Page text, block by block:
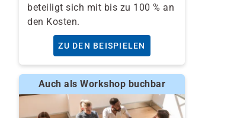
beteiligt sich mit bis zu 100 % an
den Kosten.
ZU DEN BEISPIELEN
Auch als Workshop buchbar